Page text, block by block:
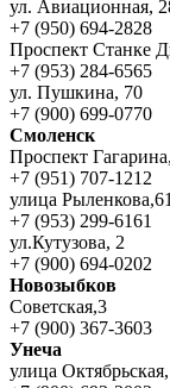
ул. Авиационная,
+7 (950) 694-2828
Проспект Станке
+7 (953) 284-6565
ул. Пушкина, 70
+7 (900) 699-0770
Смоленск
Проспект
+7 (951) 707-1212
улица
+7 (953) 299-6161
ул.Кутузова, 2
+7 (900) 694-0202
Новозыбков
Советская,3
+7 (900) 367-3603
Унеча
улица